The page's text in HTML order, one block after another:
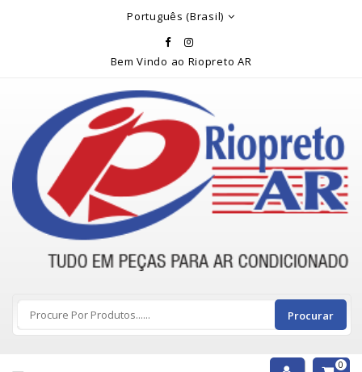
Português (Brasil)
Bem Vindo ao Riopreto AR
Procurar
0